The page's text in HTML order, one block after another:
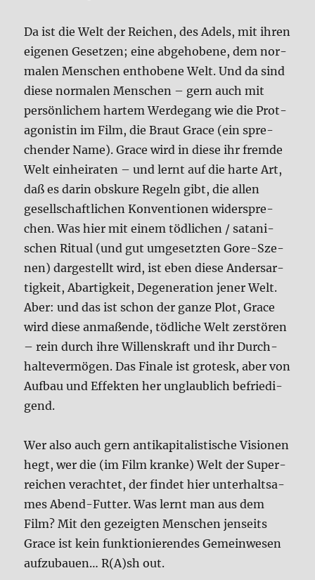
Da ist die Welt der Rei­chen, des Adels, mit ihren
eige­nen Geset­zen; eine abge­ho­be­ne, dem nor­
ma­len Men­schen ent­ho­be­ne Welt. Und da sind
die­se nor­ma­len Men­schen – gern auch mit
per­sön­li­chem har­tem Wer­de­gang wie die Prot­
ago­ni­stin im Film, die Braut Grace (ein spre­
chen­der Name). Grace wird in die­se ihr frem­de
Welt ein­hei­ra­ten – und lernt auf die har­te Art,
daß es dar­in obsku­re Regeln gibt, die allen
gesell­schaft­li­chen Kon­ven­tio­nen wider­spre­
chen. Was hier mit einem töd­li­chen / sata­ni­
schen Ritu­al (und gut umge­setz­ten Gore-Sze­
nen) dar­ge­stellt wird, ist eben die­se Anders­ar­
tig­keit, Abar­tig­keit, Dege­ne­ra­ti­on jener Welt.
Aber: und das ist schon der gan­ze Plot, Grace
wird die­se anma­ßen­de, töd­li­che Welt zer­stö­ren
– rein durch ihre Wil­lens­kraft und ihr Durch­
hal­te­ver­mö­gen. Das Fina­le ist gro­tesk, aber von
Auf­bau und Effek­ten her unglaub­lich befrie­di­
gend.
Wer also auch gern anti­ka­pi­ta­li­sti­sche Visio­nen
hegt, wer die (im Film kran­ke) Welt der Super­
rei­chen ver­ach­tet, der fin­det hier unter­halt­sa­
mes Abend-Fut­ter. Was lernt man aus dem
Film? Mit den gezeig­ten Men­schen jen­seits
Grace ist kein funk­tio­nie­ren­des Gemein­we­sen
auf­zu­bau­en… R(A)sh out.